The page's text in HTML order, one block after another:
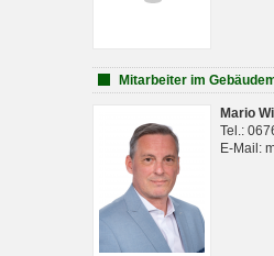
Mitarbeiter im
Mario
Tel.:
E-Mail: